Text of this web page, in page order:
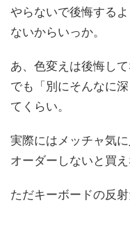
やらないで後悔する
ないからいっか。
あ、色変えは後悔して
でも「別にそんなに
てくらい。
実際にはメッチャ気に
オーダーしないと買え
ただキーボードの反